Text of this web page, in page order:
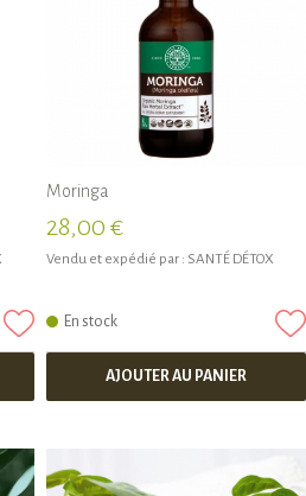
Moringa
28,00 €
Vendu et expédié par : SANTÉ DÉTOX
En stock
AJOUTER AU PANIER